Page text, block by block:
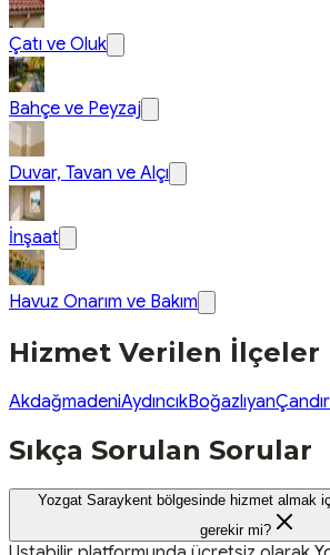
Çatı ve Oluk
Bahçe ve Peyzaj
Duvar, Tavan ve Alçı
İnşaat
Havuz Onarım ve Bakım
Hizmet Verilen İlçeler
AkdağmadeniAydıncıkBoğazlıyanÇandır
Sıkça Sorulan Sorular
Yozgat Saraykent bölgesinde hizmet almak
gerekir mi?